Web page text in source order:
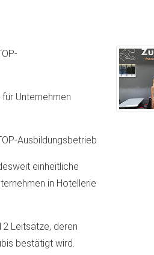
Unternehmen
Ausbildungsbetrieb
einheitliche
in Hotellerie
Leitsätze, deren
bestätigt wird.